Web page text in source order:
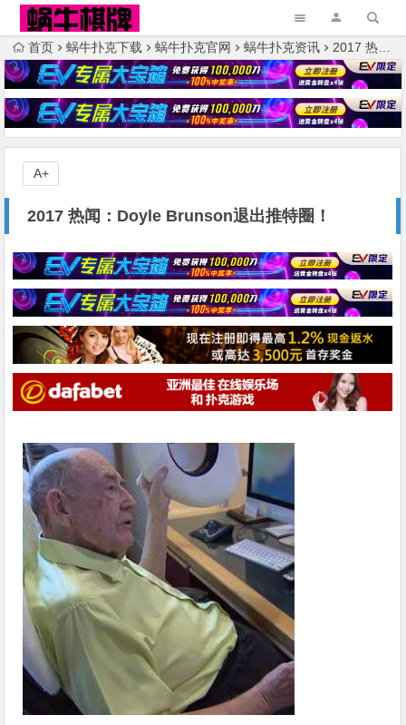
首页 蜗牛扑克下载 蜗牛扑克官网 蜗牛扑克资讯 2017 热闻：Doyle Brunson退出推特圈！
2017 热闻：Doyle Brunson退出推特圈！
A+